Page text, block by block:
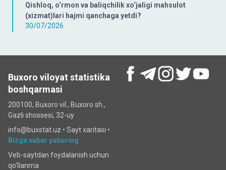
Qishloq, o‘rmon va baliqchilik xo‘jaligi mahsulot
(xizmat)lari hajmi qanchaga yetdi?
30/07/2026
Buxoro viloyat statistika
boshqarmasi
200100, Buxoro vil., Buxoro sh.,
Gazli shossesi, 32-uy
info@buxstat.uz • Sayt xaritasi •
Bizga xabar yuboring
Veb-saytdan foydalanish uchun
qo'llanma